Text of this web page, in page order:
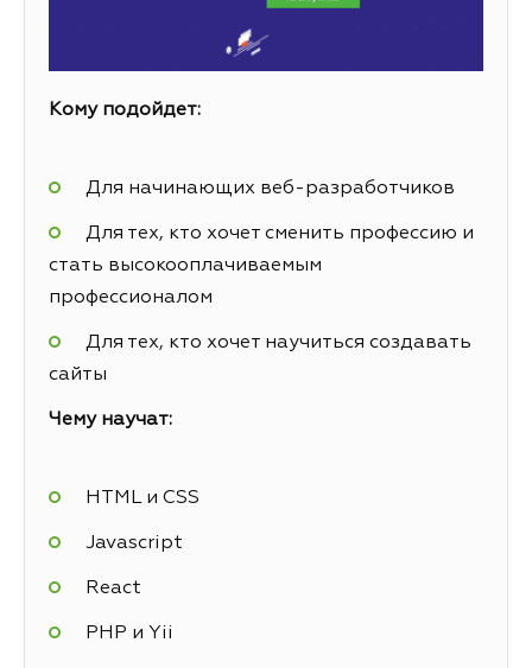
Кому подойдет:
Для начинающих веб-разработчиков
Для тех, кто хочет сменить профессию и
стать высокооплачиваемым
профессионалом
Для тех, кто хочет научиться создавать
сайты
Чему научат:
HTML и CSS
Javascript
React
PHP и Yii